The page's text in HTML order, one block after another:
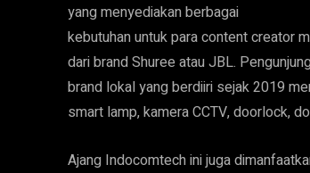
yang menyediakan berbagai
kebutuhan untuk para content creator
dari brand Shuree atau JBL.
brand lokal yang berdiiri sejak 2019
smart lamp, kamera CCTV, doorlock,
Ajang Indocomtech ini juga